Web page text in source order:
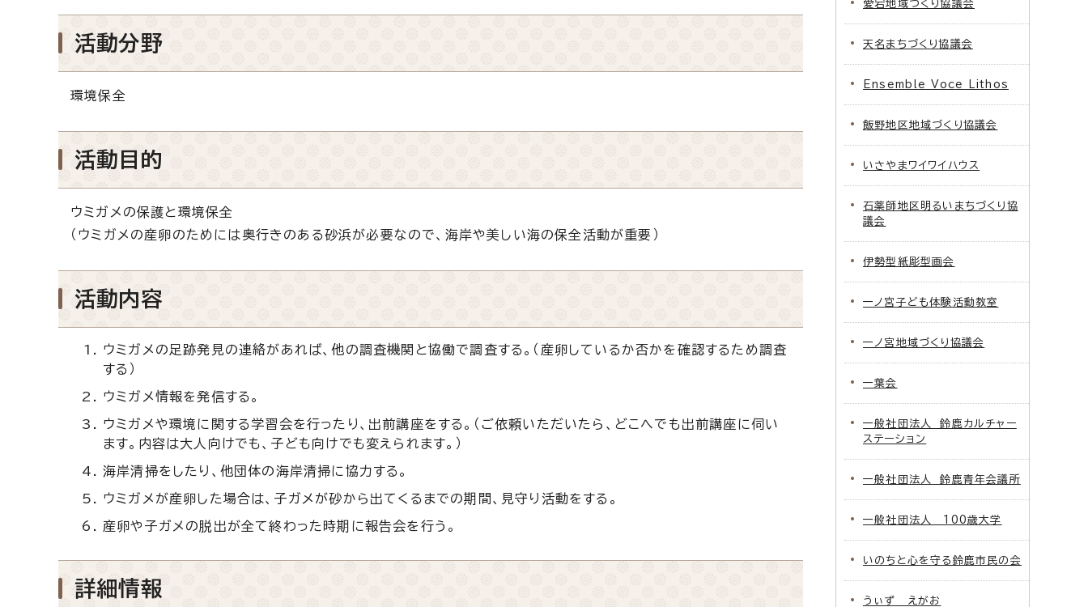
活動分野
環境保全
活動目的
ウミガメの保護と環境保全
（ウミガメの産卵のためには奥行きのある砂浜が必要なので、海岸や美しい海の保全活動が重要）
活動内容
ウミガメの足跡発見の連絡があれば、他の調査機関と協働で調査する。（産卵しているか否かを確認するため調査
する）
ウミガメ情報を発信する。
ウミガメや環境に関する学習会を行ったり、出前講座をする。（ご依頼いただいたら、どこへでも出前講座に伺い
ます。内容は大人向けでも、子ども向けでも変えられます。）
海岸清掃をしたり、他団体の海岸清掃に協力する。
ウミガメが産卵した場合は、子ガメが砂から出てくるまでの期間、見守り活動をする。
産卵や子ガメの脱出が全て終わった時期に報告会を行う。
詳細情報
愛宕地域づくり協議会
天名まちづくり協議会
Ensemble Voce Lithos
飯野地区地域づくり協議会
いさやまワイワイハウス
石薬師地区明るいまちづくり協
議会
伊勢型紙彫型画会
一ノ宮子ども体験活動教室
一ノ宮地域づくり協議会
一葉会
一般社団法人 鈴鹿カルチャー
ステーション
一般社団法人 鈴鹿青年会議所
一般社団法人 100歳大学
いのちと心を守る鈴鹿市民の会
うぃず えがお